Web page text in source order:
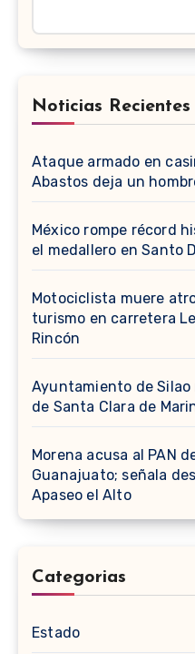
Noticias Recientes
Ataque armado en
Abastos deja un
México rompe récord
el medallero en Santo
Motociclista muere
turismo en carretera
Rincón
Ayuntamiento de
de Santa Clara de
Morena acusa al PAN
Guanajuato; señala
Apaseo el Alto
Categorias
Estado